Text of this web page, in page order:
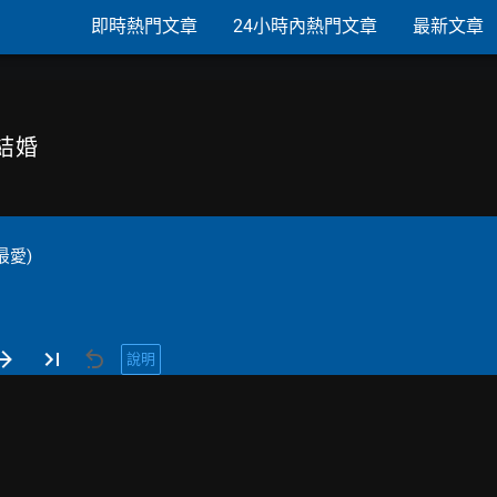
即時熱門文章 24小時內熱門文章 最新文章
婚
愛)
說明